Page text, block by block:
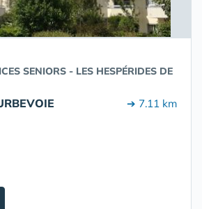
SENIORS - LES HESPÉRIDES DE
➔ 7.11 km